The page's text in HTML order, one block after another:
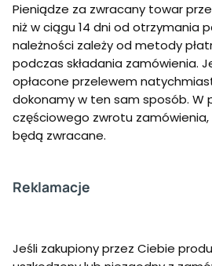
Pieniądze za zwracany towar
niż w ciągu 14 dni od otrzymania
należności zależy od metody
podczas składania zamówienia.
opłacone przelewem
dokonamy w ten sam sposób. W
częściowego zwrotu zamówienia,
będą zwracane.
Reklamacje
Jeśli zakupiony przez Ciebie